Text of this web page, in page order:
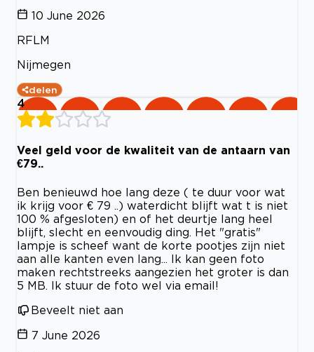
10 June 2026
RFLM
Nijmegen
delen
4
Veel geld voor de kwaliteit van de antaarn van
€79..
Ben benieuwd hoe lang deze ( te duur voor wat
ik krijg voor € 79 ..) waterdicht blijft wat t is niet
100 % afgesloten) en of het deurtje lang heel
blijft, slecht en eenvoudig ding. Het "gratis"
lampje is scheef want de korte pootjes zijn niet
aan alle kanten even lang... Ik kan geen foto
maken rechtstreeks aangezien het groter is dan
5 MB. Ik stuur de foto wel via email!
Beveelt niet aan
7 June 2026